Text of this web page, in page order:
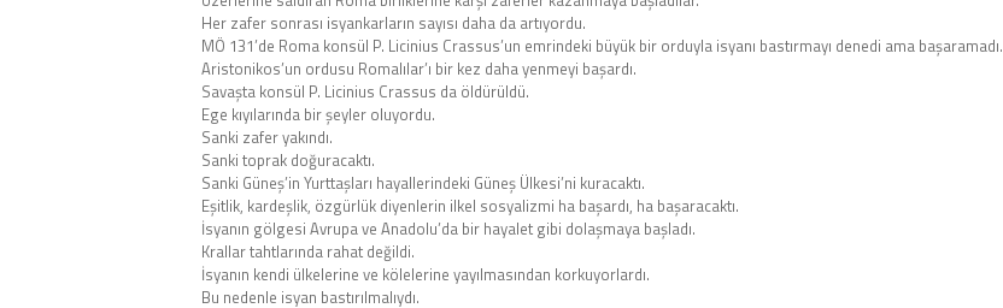
Her zafer sonrası isyankarların sayısı daha da artıyordu.
MÖ 131’de Roma konsül P. Licinius Crassus’un emrindeki büyük bir orduyla isyanı bastırmayı denedi ama başaramadı.
Aristonikos’un ordusu Romalılar’ı bir kez daha yenmeyi başardı.
Savaşta konsül P. Licinius Crassus da öldürüldü.
Ege kıyılarında bir şeyler oluyordu.
Sanki zafer yakındı.
Sanki toprak doğuracaktı.
Sanki Güneş’in Yurttaşları hayallerindeki Güneş Ülkesi’ni kuracaktı.
Eşitlik, kardeşlik, özgürlük diyenlerin ilkel sosyalizmi ha başardı, ha başaracaktı.
İsyanın gölgesi Avrupa ve Anadolu’da bir hayalet gibi dolaşmaya başladı.
Krallar tahtlarında rahat değildi.
İsyanın kendi ülkelerine ve kölelerine yayılmasından korkuyorlardı.
Bu nedenle isyan bastırılmalıydı.